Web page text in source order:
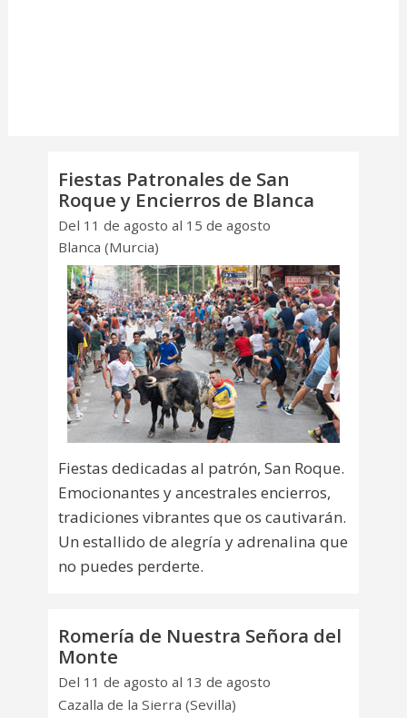
Fiestas Patronales de San
Roque y Encierros de Blanca
Del 11 de agosto al 15 de agosto
Blanca (Murcia)
Fiestas dedicadas al patrón, San Roque.
Emocionantes y ancestrales encierros,
tradiciones vibrantes que os cautivarán.
Un estallido de alegría y adrenalina que
no puedes perderte.
Romería de Nuestra Señora del
Monte
Del 11 de agosto al 13 de agosto
Cazalla de la Sierra (Sevilla)